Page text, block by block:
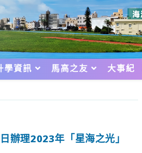
學資訊 馬高之友 大事紀
辦理2023年「星海之光」